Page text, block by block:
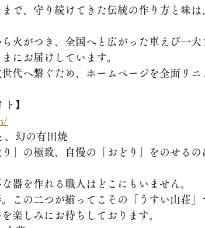
で、守り続けてきた伝統の作り方と味
火がつき、全国へと広がった車えび一
にお届けしています。
代へ繋ぐため、ホームページを全面リニ
】
幻の有田焼
」の極致、自慢の「おどり」をのせるの
器を作れる職人はどこにもいません。
この二つが揃ってこその「うすい山荘」
楽しみにお待ちしております。